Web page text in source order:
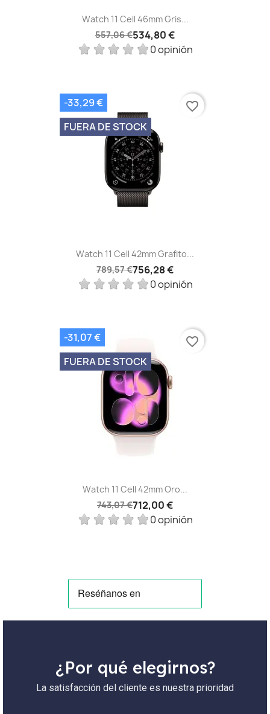
Watch 11 Cell 46mm Gris...
557,06 €534,80 €
0 opinión
Watch 11 Cell 42mm Grafito...
789,57 €756,28 €
0 opinión
-33,29 €
FUERA DE STOCK
favorite_border
Watch 11 Cell 42mm Oro...
743,07 €712,00 €
0 opinión
-31,07 €
FUERA DE STOCK
favorite_border
¿Por qué elegirnos?
La satisfacción del cliente es nuestra prioridad